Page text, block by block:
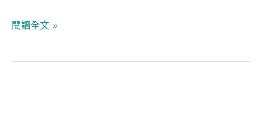
大
閱讀全文 »